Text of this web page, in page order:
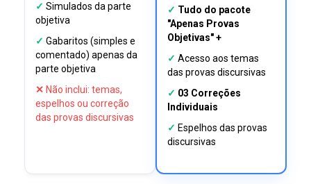
✓ Simulados da parte
objetiva
✓ Gabaritos (simples e
comentado) apenas da
parte objetiva
✕ Não inclui: temas,
espelhos ou correção
das provas discursivas
✓ Tudo do pacote
"Apenas Provas
Objetivas" +
✓ Acesso aos temas
das provas discursivas
✓ 03 Correções
Individuais
✓ Espelhos das provas
discursivas